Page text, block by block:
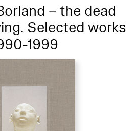
– the dead
Selected works
1999